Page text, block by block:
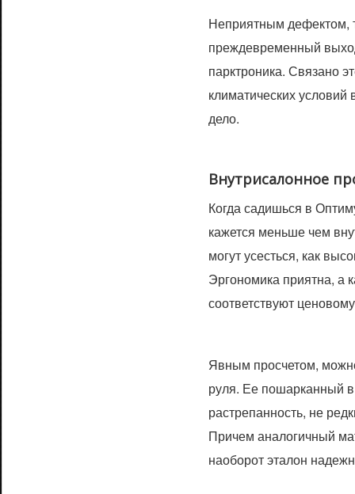
Неприятным дефектом,
преждевременный
парктроника. Связано
климатических
дело.
Внутрисалонное
Когда садишься в
кажется меньше чем
могут усесться, как
Эргономика приятна, а
соответствуют
Явным просчетом,
руля. Ее пошарканный
растрепанность, не
Причем аналогичный
наоборот эталон